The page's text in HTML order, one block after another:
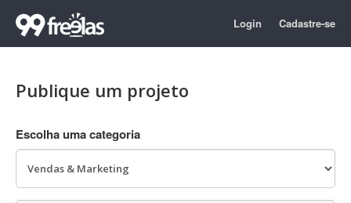
Login Cadastre-se
Publique um projeto
Escolha uma categoria